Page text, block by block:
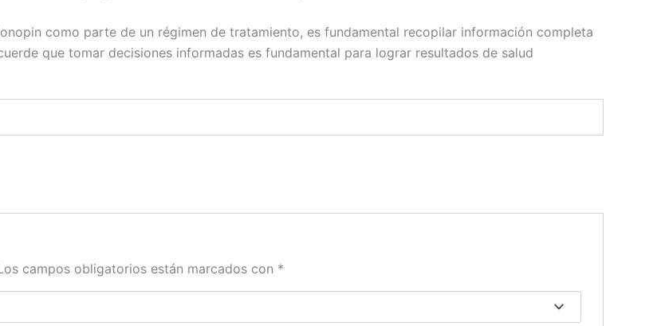
como parte de un régimen de tratamiento, es fundamental recopilar información completa
que tomar decisiones informadas es fundamental para lograr resultados de salud
campos obligatorios están marcados con *